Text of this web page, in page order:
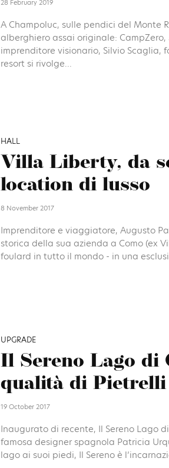
28 February 2019
A Champoluc, sulle pendici del Monte
alberghiero assai originale:
imprenditore visionario, Silvio Scaglia,
resort si rivolge...
HALL
Villa Liberty, da
location di lusso
8 November 2017
Imprenditore e viaggiatore, Augusto
storica della sua azienda a Como (ex
foulard in tutto il mondo - in una
UPGRADE
Il Sereno Lago di
qualità di Pietrelli
19 October 2017
Inaugurato di recente, Il Sereno Lago
famosa designer spagnola Patricia
lago ai suoi piedi, Il Sereno è